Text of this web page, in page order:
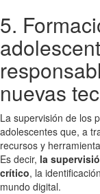
5.
nuevas
La supervisión de los
adolescentes que, a
recursos y
Es decir, la
crítico, la
mundo digital.